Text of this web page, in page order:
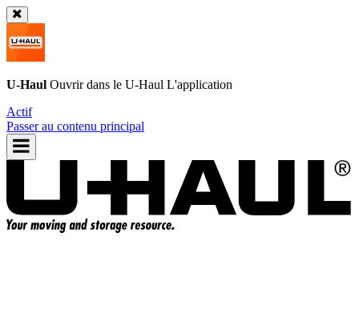
U-Haul Ouvrir dans le U-Haul L'application
Actif
Passer au contenu principal